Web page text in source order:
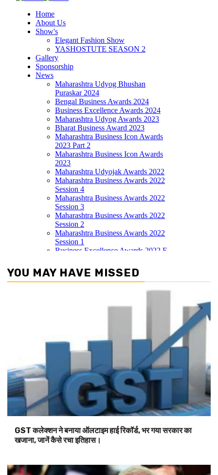
YOU MAY HAVE MISSED
GST कलेक्शन ने बनाया ऑलटाइम हाई रिकॉर्ड, भर गया सरकार का
खजाना, जानें कैसे रचा इतिहास।